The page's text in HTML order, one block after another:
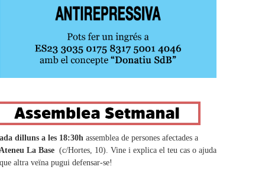
dilluns a les 18:30h assemblea de persones afectades a
La Base (c/Hortes, 10). Vine i explica el teu cas o ajuda
altra veïna pugui defensar-se!